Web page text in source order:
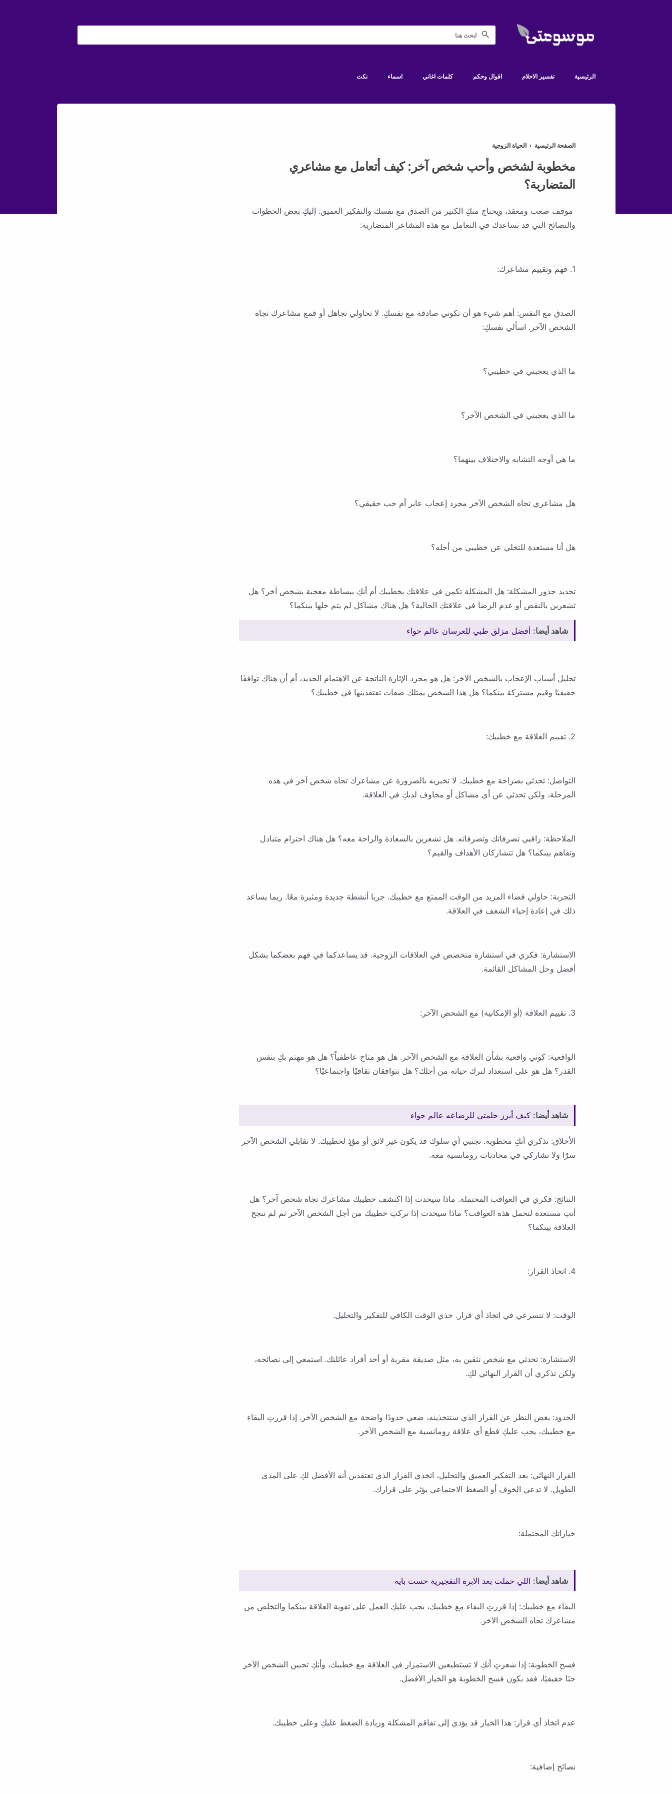
الرئيسية تفسير الاحلام اقوال وحكم كلمات اغاني اسماء نكت
الصفحة الرئيسية › الحياة الزوجية
مخطوبة لشخص وأحب شخص آخر: كيف أتعامل مع مشاعري
المتضاربة؟
موقف صعب ومعقد، ويحتاج منكِ الكثير من الصدق مع نفسك والتفكير العميق. إليكِ بعض الخطوات
والنصائح التي قد تساعدك في التعامل مع هذه المشاعر المتضاربة:
1. فهم وتقييم مشاعرك:
الصدق مع النفس: أهم شيء هو أن تكوني صادقة مع نفسكِ. لا تحاولي تجاهل أو قمع مشاعرك تجاه
الشخص الآخر. اسألي نفسكِ:
ما الذي يعجبني في خطيبي؟
ما الذي يعجبني في الشخص الآخر؟
ما هي أوجه التشابه والاختلاف بينهما؟
هل مشاعري تجاه الشخص الآخر مجرد إعجاب عابر أم حب حقيقي؟
هل أنا مستعدة للتخلي عن خطيبي من أجله؟
تحديد جذور المشكلة: هل المشكلة تكمن في علاقتك بخطيبك أم أنكِ ببساطة معجبة بشخص آخر؟ هل
تشعرين بالنقص أو عدم الرضا في علاقتك الحالية؟ هل هناك مشاكل لم يتم حلها بينكما؟
شاهد أيضا: أفضل مزلق طبي للعرسان عالم حواء
تحليل أسباب الإعجاب بالشخص الآخر: هل هو مجرد الإثارة الناتجة عن الاهتمام الجديد، أم أن هناك توافقًا
حقيقيًا وقيم مشتركة بينكما؟ هل هذا الشخص يمتلك صفات تفتقدينها في خطيبك؟
2. تقييم العلاقة مع خطيبك:
التواصل: تحدثي بصراحة مع خطيبك. لا تخبريه بالضرورة عن مشاعرك تجاه شخص آخر في هذه
المرحلة، ولكن تحدثي عن أي مشاكل أو مخاوف لديكِ في العلاقة.
الملاحظة: راقبي تصرفاتك وتصرفاته. هل تشعرين بالسعادة والراحة معه؟ هل هناك احترام متبادل
وتفاهم بينكما؟ هل تتشاركان الأهداف والقيم؟
التجربة: حاولي قضاء المزيد من الوقت الممتع مع خطيبك. جربا أنشطة جديدة ومثيرة معًا. ربما يساعد
ذلك في إعادة إحياء الشغف في العلاقة.
الاستشارة: فكري في استشارة متخصص في العلاقات الزوجية. قد يساعدكما في فهم بعضكما بشكل
أفضل وحل المشاكل القائمة.
3. تقييم العلاقة (أو الإمكانية) مع الشخص الآخر:
الواقعية: كوني واقعية بشأن العلاقة مع الشخص الآخر. هل هو متاح عاطفياً؟ هل هو مهتم بكِ بنفس
القدر؟ هل هو على استعداد لترك حياته من أجلك؟ هل تتوافقان ثقافيًا واجتماعيًا؟
شاهد أيضا: كيف أبرز حلمتي للرضاعه عالم حواء
الأخلاق: تذكري أنكِ مخطوبة. تجنبي أي سلوك قد يكون غير لائق أو مؤذٍ لخطيبك. لا تقابلي الشخص الآخر
سرًا ولا تشاركي في محادثات رومانسية معه.
النتائج: فكري في العواقب المحتملة. ماذا سيحدث إذا اكتشف خطيبك مشاعرك تجاه شخص آخر؟ هل
أنتِ مستعدة لتحمل هذه العواقب؟ ماذا سيحدث إذا تركتِ خطيبك من أجل الشخص الآخر ثم لم تنجح
العلاقة بينكما؟
4. اتخاذ القرار:
الوقت: لا تتسرعي في اتخاذ أي قرار. خذي الوقت الكافي للتفكير والتحليل.
الاستشارة: تحدثي مع شخص تثقين به، مثل صديقة مقربة أو أحد أفراد عائلتك. استمعي إلى نصائحه،
ولكن تذكري أن القرار النهائي لكِ.
الحدود: بغض النظر عن القرار الذي ستتخذينه، ضعي حدودًا واضحة مع الشخص الآخر. إذا قررتِ البقاء
مع خطيبك، يجب عليكِ قطع أي علاقة رومانسية مع الشخص الآخر.
القرار النهائي: بعد التفكير العميق والتحليل، اتخذي القرار الذي تعتقدين أنه الأفضل لكِ على المدى
الطويل. لا تدعي الخوف أو الضغط الاجتماعي يؤثر على قرارك.
خياراتك المحتملة:
شاهد أيضا: اللي حملت بعد الابرة التفجيرية حست بايه
البقاء مع خطيبك: إذا قررتِ البقاء مع خطيبك، يجب عليكِ العمل على تقوية العلاقة بينكما والتخلص من
مشاعرك تجاه الشخص الآخر.
فسخ الخطوبة: إذا شعرتِ أنكِ لا تستطيعين الاستمرار في العلاقة مع خطيبك، وأنكِ تحبين الشخص الآخر
حبًا حقيقيًا، فقد يكون فسخ الخطوبة هو الخيار الأفضل.
عدم اتخاذ أي قرار: هذا الخيار قد يؤدي إلى تفاقم المشكلة وزيادة الضغط عليكِ وعلى خطيبك.
نصائح إضافية: